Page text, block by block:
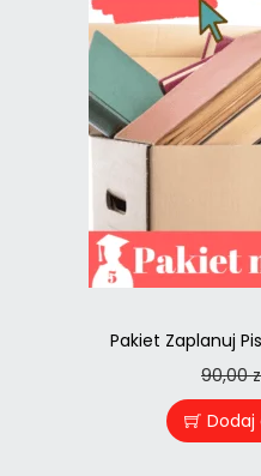
Pakiet Zaplanuj
90,00
Dodaj